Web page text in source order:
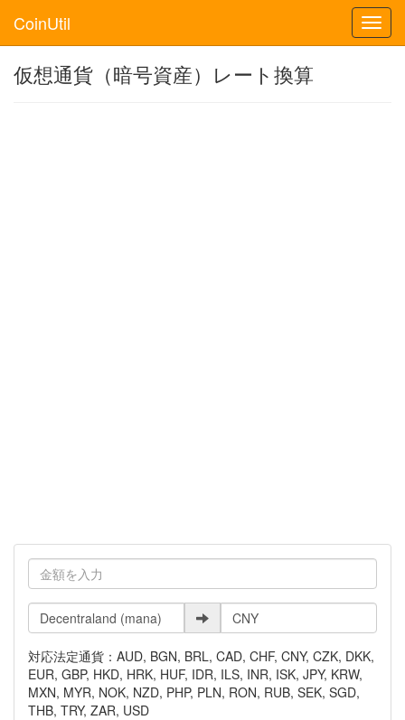
CoinUtil
仮想通貨（暗号資産）レート換算
対応法定通貨：AUD, BGN, BRL, CAD, CHF, CNY, CZK, DKK,
EUR, GBP, HKD, HRK, HUF, IDR, ILS, INR, ISK, JPY, KRW,
MXN, MYR, NOK, NZD, PHP, PLN, RON, RUB, SEK, SGD,
THB, TRY, ZAR, USD